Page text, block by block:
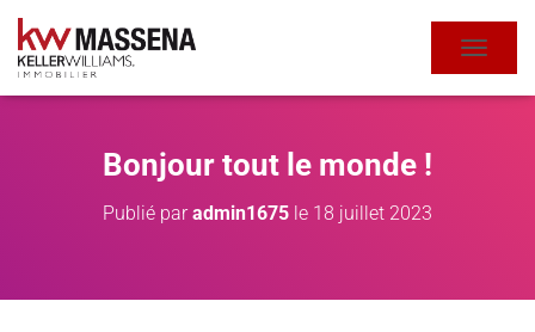
Bonjour tout le monde !
Publié paradmin1675 le 18 juillet 2023